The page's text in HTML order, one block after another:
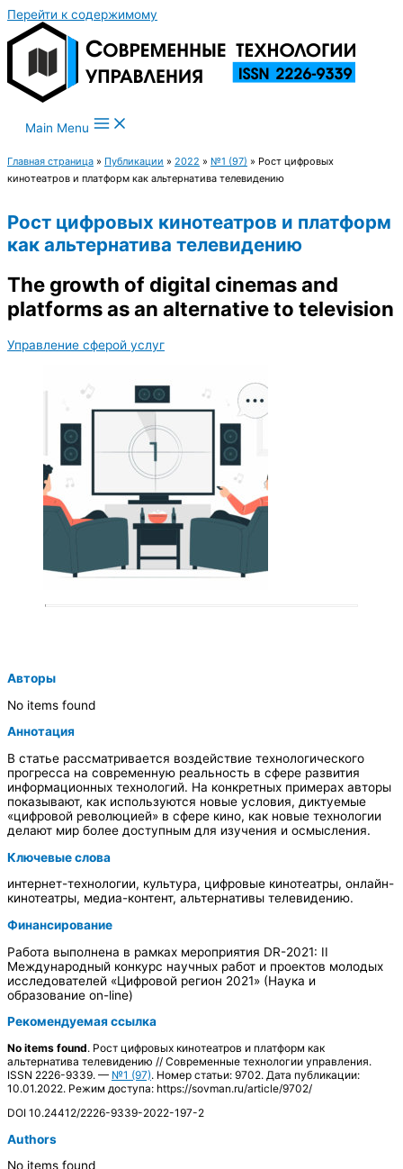
Перейти к содержимому
Main Menu
Главная страница » Публикации » 2022 » №1 (97) » Рост цифровых
кинотеатров и платформ как альтернатива телевидению
Рост цифровых кинотеатров и платформ
как альтернатива телевидению
The growth of digital cinemas and
platforms as an alternative to television
Управление сферой услуг
Авторы
No items found
Аннотация
В статье рассматривается воздействие технологического
прогресса на современную реальность в сфере развития
информационных технологий. На конкретных примерах авторы
показывают, как используются новые условия, диктуемые
«цифровой революцией» в сфере кино, как новые технологии
делают мир более доступным для изучения и осмысления.
Ключевые слова
интернет-технологии, культура, цифровые кинотеатры, онлайн-
кинотеатры, медиа-контент, альтернативы телевидению.
Финансирование
Работа выполнена в рамках мероприятия DR-2021: II
Международный конкурс научных работ и проектов молодых
исследователей «Цифровой регион 2021» (Наука и
образование on-line)
Рекомендуемая ссылка
No items found. Рост цифровых кинотеатров и платформ как
альтернатива телевидению // Современные технологии управления.
ISSN 2226-9339. — №1 (97). Номер статьи: 9702. Дата публикации:
10.01.2022. Режим доступа: https://sovman.ru/article/9702/
DOI 10.24412/2226-9339-2022-197-2
Authors
No items found